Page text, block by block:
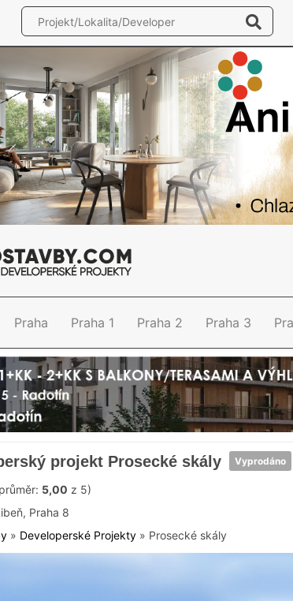
Praha Praha 1 Praha 2 Praha 3
projekt Prosecké skály Vyprodáno
5,00 z 5)
, Praha 8
» Developerské Projekty » Prosecké skály